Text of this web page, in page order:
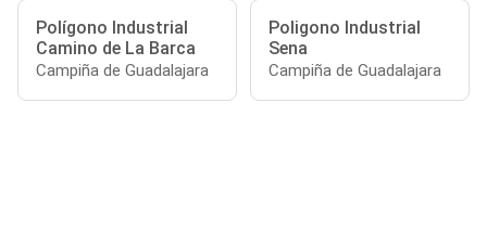
Polígono Industrial
Camino de La Barca
Campiña de Guadalajara
Poligono Industrial
Sena
Campiña de Guadalajara